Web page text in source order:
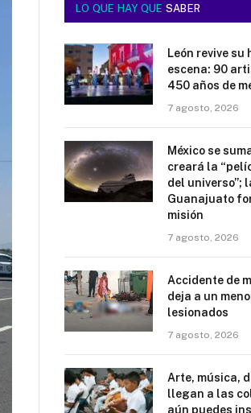
LO QUE HAY QUE SABER
León revive su
escena: 90
450 años de
7 agosto, 2026
México se
creará la
del universo”;
Guanajuato
misión
7 agosto, 2026
Accidente de
deja a un
lesionados
7 agosto, 2026
Arte, música,
llegan a las
aún puedes